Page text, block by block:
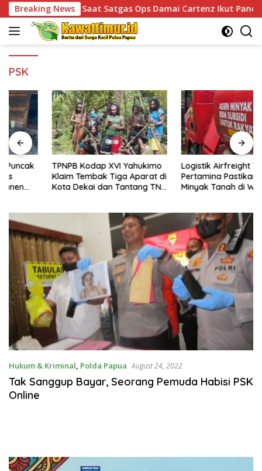
Skip
to
content
Breaking News
Saat Satgas Ops Damai Cartenz Ikut Panen Hasil Kebun
PSK
TPNPB Kodap XVI Yahukimo
Klaim Tembak Tiga Aparat di
Kota Dekai dan Tantang TNI-
Logistik Airfreight Teratasi,
Pertamina Pastikan Distribusi
Minyak Tanah di Wamena
Hukum & Kriminal, Polda Papua August 24, 2022
Tak Sanggup Bayar, Seorang Pemuda Habisi PSK
Online